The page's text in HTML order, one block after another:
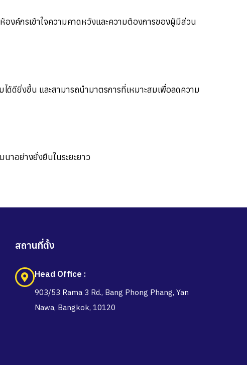
ห้องค์กรเข้าใจความคาดหวังและความต้องการของผู้มีส่วน
ได้ดียิ่งขึ้น และสามารถนำมาตรการที่เหมาะสมเพื่อลดความ
าอย่างยั่งยืนในระยะยาว
สถานที่ตั้ง
Head Office :
903/53 Rama 3 Rd., Bang Phong Phang, Yan
Nawa, Bangkok, 10120